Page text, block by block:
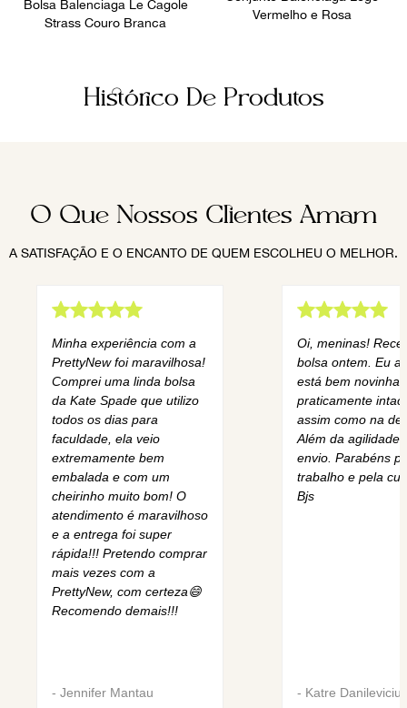
Bolsa Balenciaga Le Cagole
Strass Couro Branca
Vermelho e Rosa
Histórico De Produtos
O Que Nossos Clientes Amam
A SATISFAÇÃO E O ENCANTO DE QUEM ESCOLHEU O MELHOR.
Minha experiência com a
PrettyNew foi maravilhosa!
Comprei uma linda bolsa
da Kate Spade que utilizo
todos os dias para
faculdade, ela veio
extremamente bem
embalada e com um
cheirinho muito bom! O
atendimento é maravilhoso
e a entrega foi super
rápida!!! Pretendo comprar
mais vezes com a
PrettyNew, com certeza😄
Recomendo demais!!!
- Jennifer Mantau
Oi, meninas!
bolsa ontem. Eu
está bem novinha,
praticamente
assim como na
Além da agilidade
envio. Parabéns
trabalho e pela
Bjs
- Katre Danilevicius